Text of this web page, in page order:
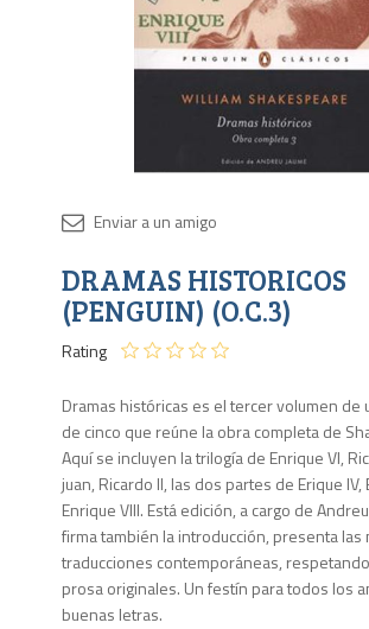
DRAMAS HISTORICOS
(PENGUIN) (O.C.3)
Rating
Dramas históricas es el tercer volumen de
de cinco que reúne la obra completa de
Aquí se incluyen la trilogía de Enrique VI,
juan, Ricardo II, las dos partes de Erique IV,
Enrique VIII. Está edición, a cargo de
firma también la introducción, presenta las
traducciones contemporáneas,
prosa originales. Un festín para todos los
buenas letras.